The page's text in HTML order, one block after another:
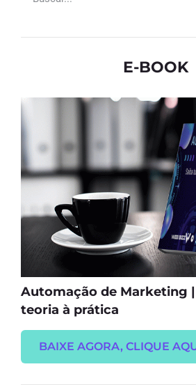
E-BOOK
Automação de Marketing
teoria à prática
BAIXE AGORA, CLIQUE